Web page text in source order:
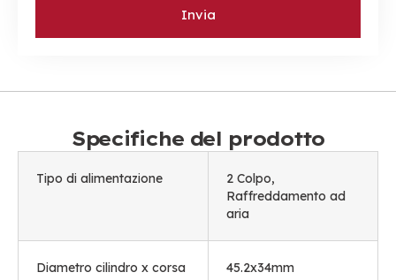
Invia
Specifiche del prodotto
Tipo di alimentazione
2 Colpo,
Raffreddamento ad
aria
Diametro cilindro x corsa 45.2x34mm